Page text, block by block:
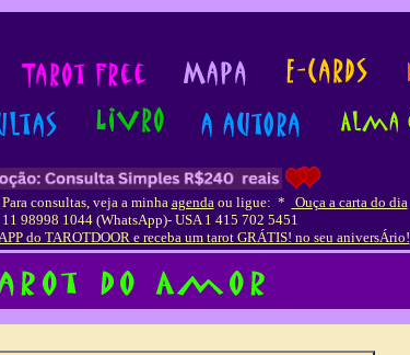
Para consultas, veja a minha agendaou ligue: * Ouça a carta do dia
98998 1044 (WhatsApp)- USA 1 415 702 5451
do TAROTDOOR e receba um tarot GRÁTIS! no seu aniversÁrio!